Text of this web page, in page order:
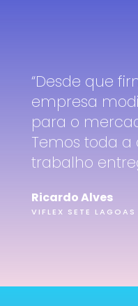
“Desde que
empresa
para o
Temos toda
trabalho
Ricardo Alves
VIFLEX SETE LAGOAS